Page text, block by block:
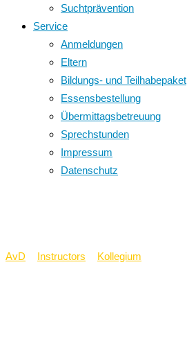
Suchtprävention
Service
Anmeldungen
Eltern
Bildungs- und Teilhabepaket
Essensbestellung
Übermittagsbetreuung
Sprechstunden
Impressum
Datenschutz
AvD Instructors Kollegium